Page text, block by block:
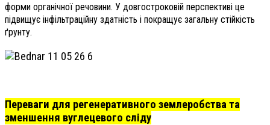
форми органічної речовини. У довгостроковій перспективі це
підвищує інфільтраційну здатність і покращує загальну стійкість
ґрунту.
Переваги для регенеративного землеробства та
зменшення вуглецевого сліду